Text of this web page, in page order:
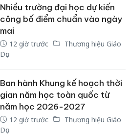
Nhiều trường đại học dự kiến
công bố điểm chuẩn vào ngày
mai
12 giờ trước
Thương hiệu Giáo
Dục
Ban hành Khung kế hoạch thời
gian năm học toàn quốc từ
năm học 2026-2027
12 giờ trước
Thương hiệu Giáo
Dục